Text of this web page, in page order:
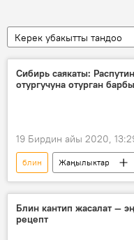
Керек убакытты тандоо
Сибирь саякаты:
отургучуна отурган
19 Бирдин айы 2020,
блин Жаңылыктар
Коом
саякат
Маданият
Блин кантип жасалат —
рецепт